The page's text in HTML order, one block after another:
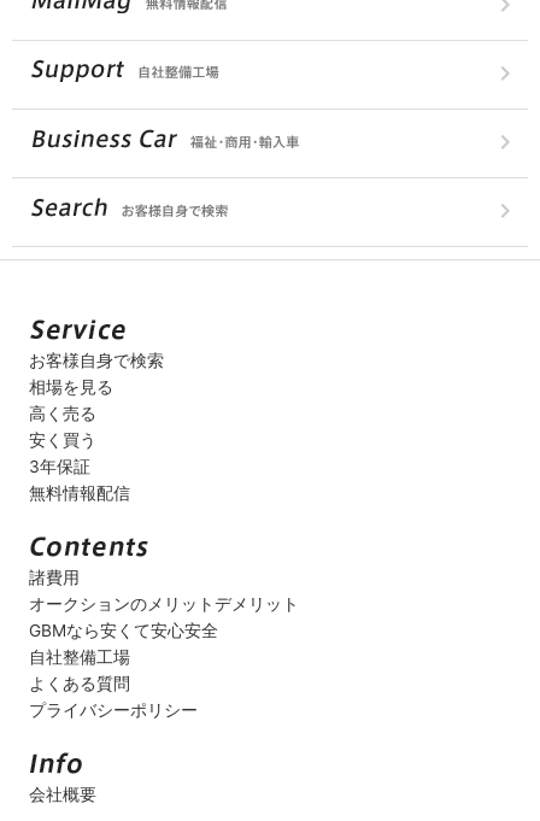
お客様自身で検索
相場を見る
高く売る
安く買う
3年保証
無料情報配信
諸費用
オークションのメリットデメリット
GBMなら安くて安心安全
自社整備工場
よくある質問
プライバシーポリシー
会社概要